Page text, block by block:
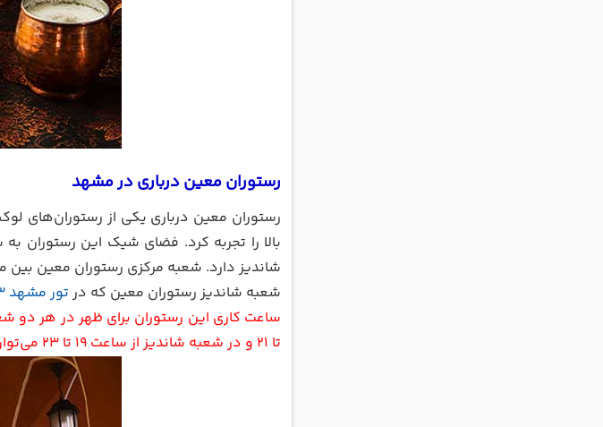
رستوران معین درباری در مشهد
رستوران معین درباری یکی از رستوران‌های
بالا را تجربه کرد. فضای شیک این
شاندیز دارد. شعبه مرکزی رستوران معین بین
شعبه شاندیز رستوران معین که در تور مشهد 3 شب و 4 روز
تا 21 و در شعبه شاندیز از ساعت 19 تا 23 می‌توان غذاهایی دلچسب را تجربه کرد.